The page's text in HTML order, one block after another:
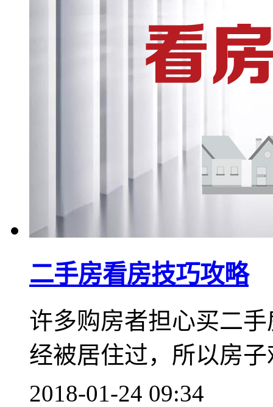
二手房看房技巧攻略
许多购房者担心买二
经被居住过，所以房
2018-01-24 09:34